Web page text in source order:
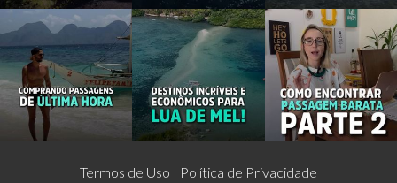
Termos de Uso Política de Privacidade